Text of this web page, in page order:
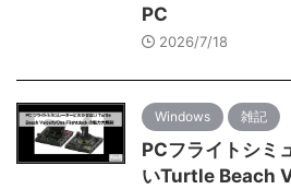
PC
2026/7/18
Windows 雑記
PCフライトシミ
いTurtle Beach